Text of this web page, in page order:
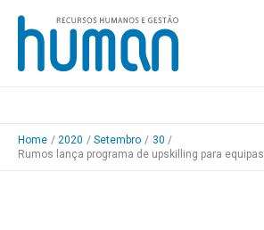
Skip
content
Home 2020 Setembro
30
Rumos lança programa de upskilling para equipas